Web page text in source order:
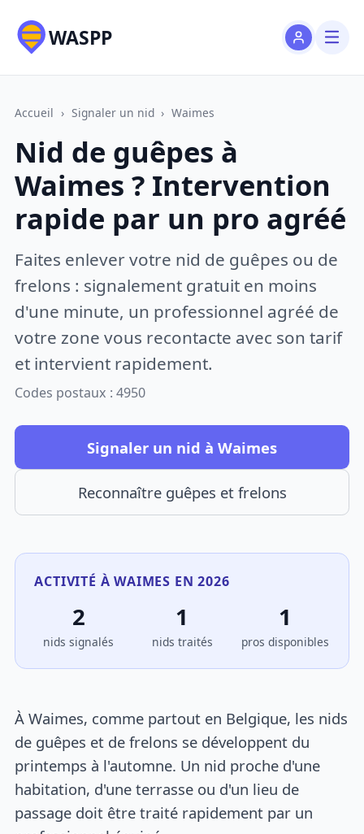
WASPP
Accueil › Signaler un nid › Waimes
Nid de guêpes à
Waimes ? Intervention
rapide par un pro agréé
Faites enlever votre nid de guêpes ou de
frelons : signalement gratuit en moins
d'une minute, un professionnel agréé de
votre zone vous recontacte avec son tarif
et intervient rapidement.
Codes postaux : 4950
Signaler un nid à Waimes
Reconnaître guêpes et frelons
ACTIVITÉ À WAIMES EN 2026
2
nids signalés
1
nids traités
1
pros disponibles
À Waimes, comme partout en Belgique, les nids
de guêpes et de frelons se développent du
printemps à l'automne. Un nid proche d'une
habitation, d'une terrasse ou d'un lieu de
passage doit être traité rapidement par un